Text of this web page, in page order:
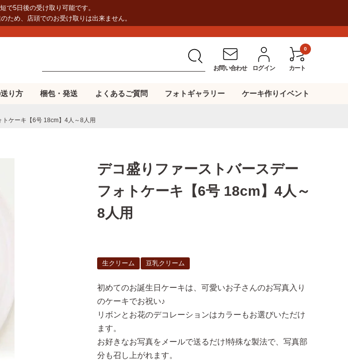
で5日後の受け取り可能です。
ため、店頭でのお受け取りは出来ません。
お問い合わせ ログイン
0
カート
り方 梱包・発送 よくあるご質問 フォトギャラリー ケーキ作りイベント
ケーキ【6号 18cm】4人～8人用
デコ盛りファーストバースデー
フォトケーキ【6号 18cm】4人～
8人用
生クリーム 豆乳クリーム
初めてのお誕生日ケーキは、可愛いお子さんのお写真入り
のケーキでお祝い♪
リボンとお花のデコレーションはカラーもお選びいただけ
ます。
お好きなお写真をメールで送るだけ!特殊な製法で、写真部
分も召し上がれます。